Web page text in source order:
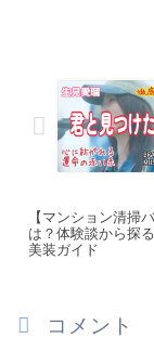
【マンション清掃
は？体験談から探
美装ガイド
コメント